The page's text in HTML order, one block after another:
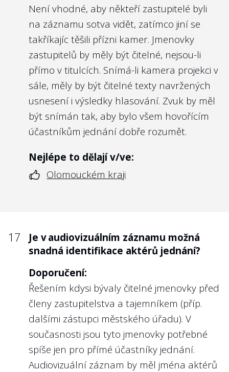
Není vhodné, aby někteří zastupitelé byli
na záznamu sotva vidět, zatímco jiní se
takříkajíc těšili přízni kamer. Jmenovky
zastupitelů by měly být čitelné, nejsou-li
přímo v titulcích. Snímá-li kamera projekci v
sále, měly by být čitelné texty navržených
usnesení i výsledky hlasování. Zvuk by měl
být snímán tak, aby bylo všem hovořícím
účastníkům jednání dobře rozumět.
Nejlépe to dělají v/ve:
Olomouckém kraji
17
Je v audiovizuálním záznamu možná
snadná identifikace aktérů jednání?
Doporučení:
Řešením kdysi bývaly čitelné jmenovky před
členy zastupitelstva a tajemníkem (příp.
dalšími zástupci městského úřadu). V
současnosti jsou tyto jmenovky potřebné
spíše jen pro přímé účastníky jednání.
Audiovizuální záznam by měl jména aktérů